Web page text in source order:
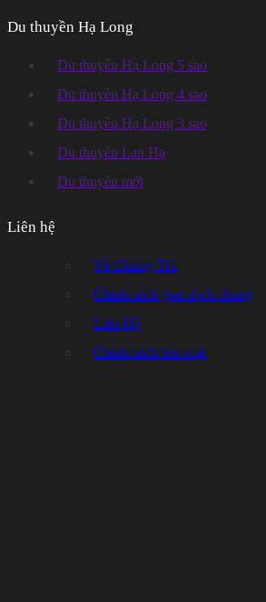
Du thuyền Hạ Long
Du thuyền Hạ Long 5 sao
Du thuyền Hạ Long 4 sao
Du thuyền Hạ Long 3 sao
Du thuyền Lan Hạ
Du thuyền mới
Liên hệ
Về Chúng Tôi
Chính sách giao dịch chung
Liên Hệ
Chính sách bảo mật